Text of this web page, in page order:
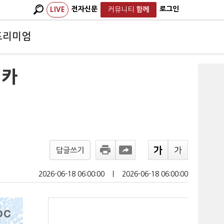
LIVE 전자신문 커뮤니티 함께 로그인
리미엄
답글쓰기
2026-06-18 06:00:00 2026-06-18 06:00:00